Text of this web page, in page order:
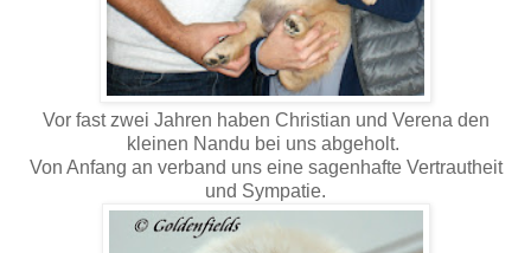
Vor fast zwei Jahren haben Christian und Verena den
kleinen Nandu bei uns abgeholt.
Von Anfang an verband uns eine sagenhafte Vertrautheit
und Sympatie.